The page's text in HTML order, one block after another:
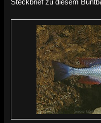
Steckbrief zu diesem